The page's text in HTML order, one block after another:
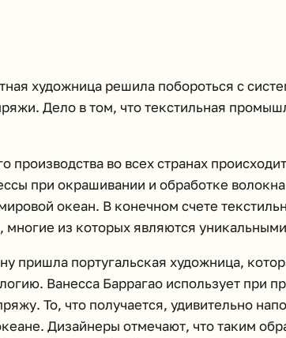
художница решила побороться с
Дело в том, что текстильная
производства во всех странах
при окрашивании и обработке
океан. В конечном счете
из которых являются
пришла португальская художница,
Ванесса Баррагао использует при
То, что получается, удивительно
Дизайнеры отмечают, что таким